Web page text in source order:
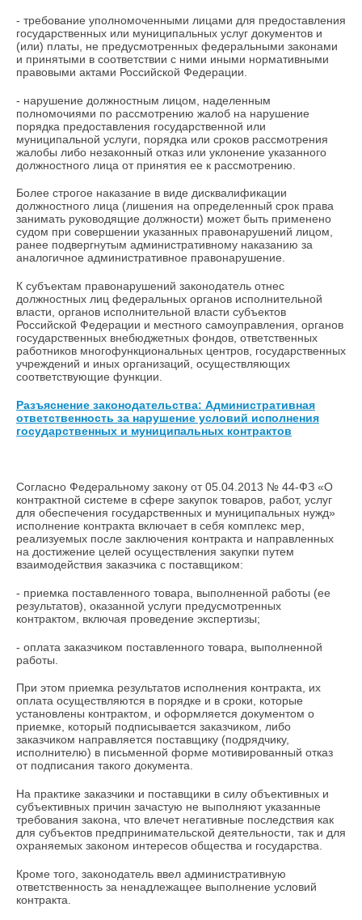
- требование уполномоченными лицами для предоставления
государственных или муниципальных услуг документов и
(или) платы, не предусмотренных федеральными законами
и принятыми в соответствии с ними иными нормативными
правовыми актами Российской Федерации.
- нарушение должностным лицом, наделенным
полномочиями по рассмотрению жалоб на нарушение
порядка предоставления государственной или
муниципальной услуги, порядка или сроков рассмотрения
жалобы либо незаконный отказ или уклонение указанного
должностного лица от принятия ее к рассмотрению.
Более строгое наказание в виде дисквалификации
должностного лица (лишения на определенный срок права
занимать руководящие должности) может быть применено
судом при совершении указанных правонарушений лицом,
ранее подвергнутым административному наказанию за
аналогичное административное правонарушение.
К субъектам правонарушений законодатель отнес
должностных лиц федеральных органов исполнительной
власти, органов исполнительной власти субъектов
Российской Федерации и местного самоуправления, органов
государственных внебюджетных фондов, ответственных
работников многофункциональных центров, государственных
учреждений и иных организаций, осуществляющих
соответствующие функции.
Разъяснение законодательства: Административная
ответственность за нарушение условий исполнения
государственных и муниципальных контрактов
Согласно Федеральному закону от 05.04.2013 № 44-ФЗ «О
контрактной системе в сфере закупок товаров, работ, услуг
для обеспечения государственных и муниципальных нужд»
исполнение контракта включает в себя комплекс мер,
реализуемых после заключения контракта и направленных
на достижение целей осуществления закупки путем
взаимодействия заказчика с поставщиком:
- приемка поставленного товара, выполненной работы (ее
результатов), оказанной услуги предусмотренных
контрактом, включая проведение экспертизы;
- оплата заказчиком поставленного товара, выполненной
работы.
При этом приемка результатов исполнения контракта, их
оплата осуществляются в порядке и в сроки, которые
установлены контрактом, и оформляется документом о
приемке, который подписывается заказчиком, либо
заказчиком направляется поставщику (подрядчику,
исполнителю) в письменной форме мотивированный отказ
от подписания такого документа.
На практике заказчики и поставщики в силу объективных и
субъективных причин зачастую не выполняют указанные
требования закона, что влечет негативные последствия как
для субъектов предпринимательской деятельности, так и для
охраняемых законом интересов общества и государства.
Кроме того, законодатель ввел административную
ответственность за ненадлежащее выполнение условий
контракта.